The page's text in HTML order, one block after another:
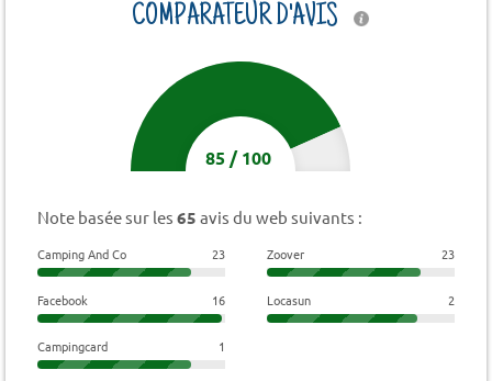
COMPARATEUR D'AVIS
85/100
Note basée sur les 65 avis du web suivants :
Camping And Co 23 Zoover 23
Facebook 16 Locasun 2
Campingcard 1